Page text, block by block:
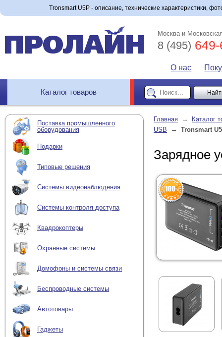
Tronsmart U5P - описание, технические характеристики,
Москва и
8 (495)
О нас
Каталог товаров
Поставка промышленного
оборудования
Подарки
Типовые решения
Системы видеонаблюдения
Системы контроля доступа
Квадрокоптеры
Охранные системы
Домофоны и системы связи
Беспроводные системы
Автотовары
Гаджеты
Главная →
Каталог
USB
→ Tronsmart
Зарядное